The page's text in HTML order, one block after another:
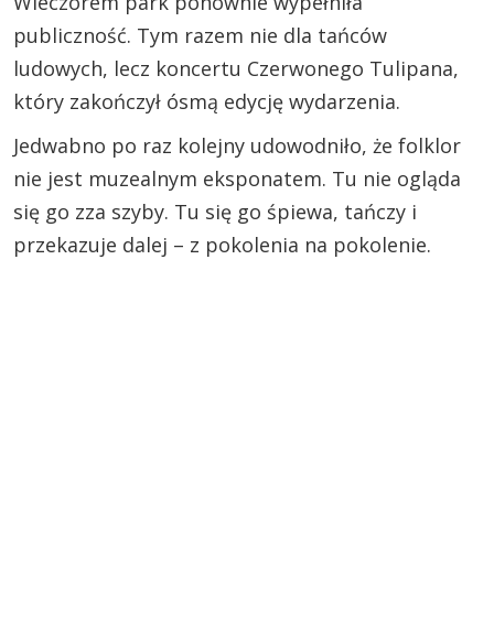
publiczność. Tym razem nie dla tańców
ludowych, lecz koncertu Czerwonego Tulipana,
który zakończył ósmą edycję wydarzenia.
Jedwabno po raz kolejny udowodniło, że folklor
nie jest muzealnym eksponatem. Tu nie ogląda
się go zza szyby. Tu się go śpiewa, tańczy i
przekazuje dalej – z pokolenia na pokolenie.